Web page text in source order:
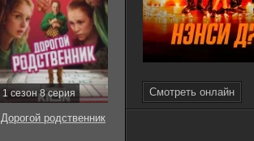
Смотреть онлайн
1 сезон 8 серия
Дорогой родственник